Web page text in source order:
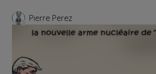
Pierre Perez